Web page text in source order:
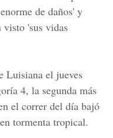
de daños' y
visto 'sus vidas
Luisiana el jueves
4, la segunda más
el correr del día bajó
tormenta tropical.